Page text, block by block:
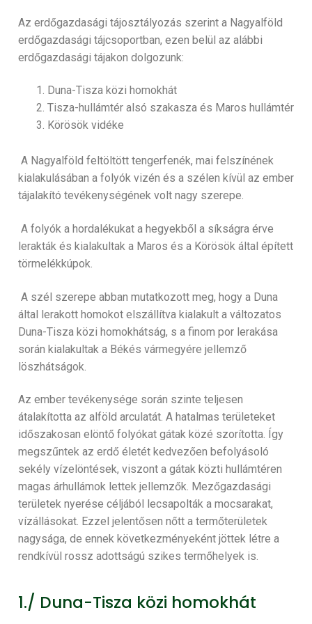
Az erdőgazdasági tájosztályozás szerint a Nagyalföld
erdőgazdasági tájcsoportban, ezen belül az alábbi
erdőgazdasági tájakon dolgozunk:
Duna-Tisza közi homokhát
Tisza-hullámtér alsó szakasza és Maros hullámtér
Körösök vidéke
A Nagyalföld feltöltött tengerfenék, mai felszínének
kialakulásában a folyók vizén és a szélen kívül az ember
tájalakító tevékenységének volt nagy szerepe.
A folyók a hordalékukat a hegyekből a síkságra érve
lerakták és kialakultak a Maros és a Körösök által épített
törmelékkúpok.
A szél szerepe abban mutatkozott meg, hogy a Duna
által lerakott homokot elszállítva kialakult a változatos
Duna-Tisza közi homokhátság, s a finom por lerakása
során kialakultak a Békés vármegyére jellemző
löszhátságok.
Az ember tevékenysége során szinte teljesen
átalakította az alföld arculatát. A hatalmas területeket
időszakosan elöntő folyókat gátak közé szorította. Így
megszűntek az erdő életét kedvezően befolyásoló
sekély vízelöntések, viszont a gátak közti hullámtéren
magas árhullámok lettek jellemzők. Mezőgazdasági
területek nyerése céljából lecsapolták a mocsarakat,
vízállásokat. Ezzel jelentősen nőtt a termőterületek
nagysága, de ennek következményeként jöttek létre a
rendkívül rossz adottságú szikes termőhelyek is.
1./ Duna-Tisza közi homokhát